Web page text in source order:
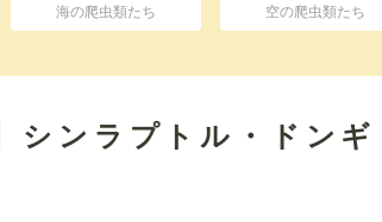
海の爬虫類たち
空の爬虫類たち
シンラプトル・ドン